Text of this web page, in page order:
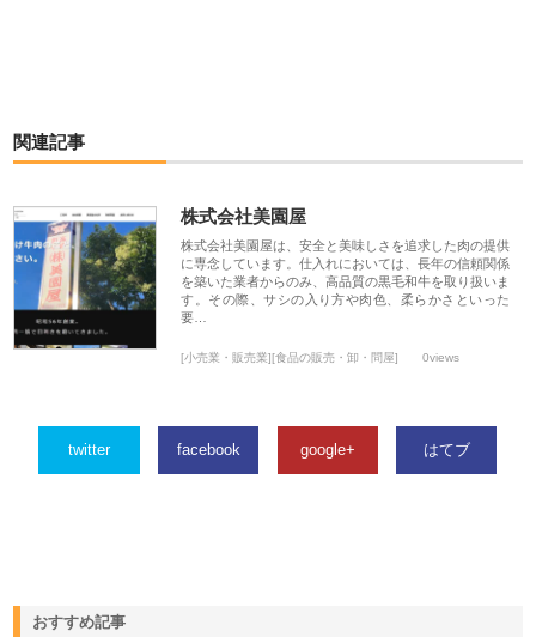
関連記事
株式会社美園屋
株式会社美園屋は、安全と美味しさを追求した肉の提供
に専念しています。仕入れにおいては、長年の信頼関係
を築いた業者からのみ、高品質の黒毛和牛を取り扱いま
す。その際、サシの入り方や肉色、柔らかさといった
要…
[小売業・販売業][食品の販売・卸・問屋] 0views
twitter facebook google+ はてブ
おすすめ記事